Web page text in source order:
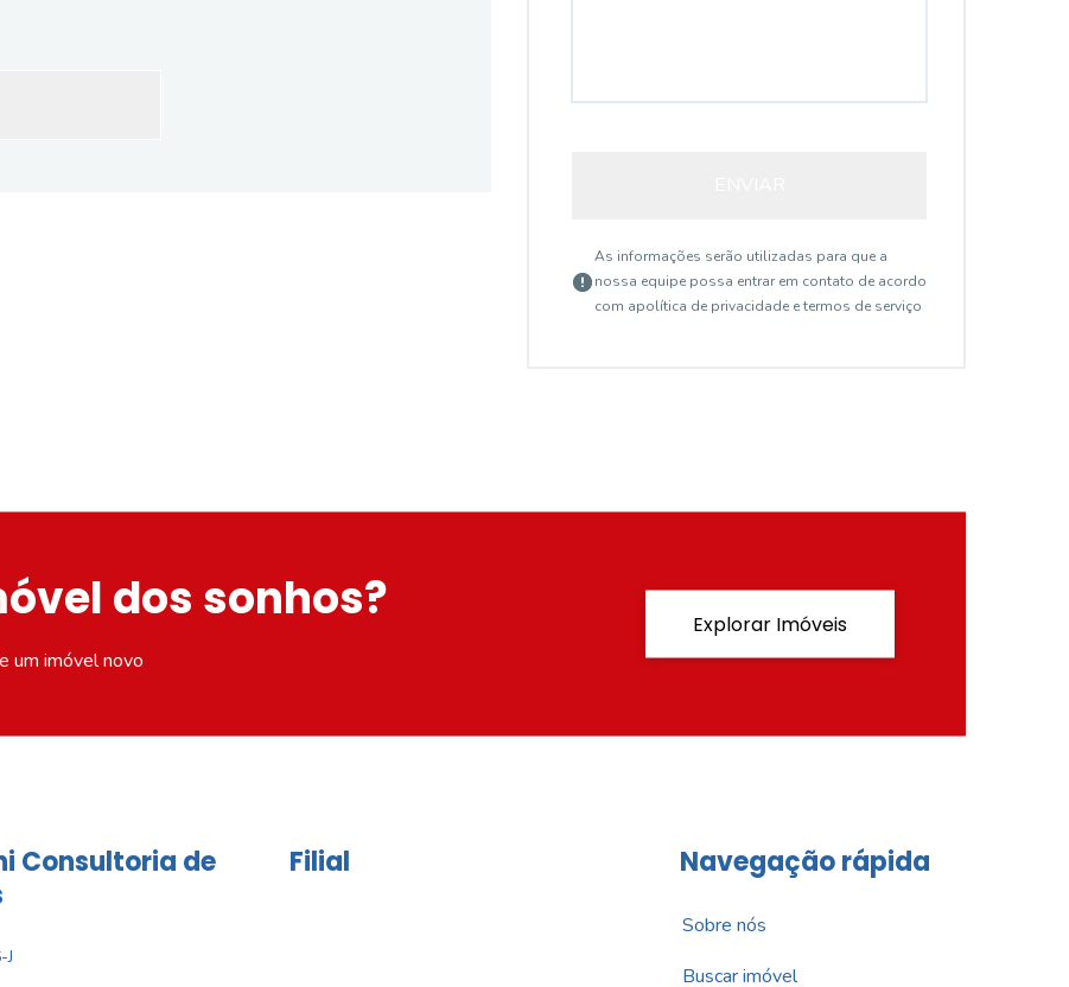
As informações serão utilizadas para que a
nossa equipe possa entrar em contato de acordo
com apolítica de privacidade e termos de serviço
dos sonhos?
um imóvel novo
Explorar Imóveis
Consultoria de
J
Filial Navegação rápida
Sobre nós
Buscar imóvel